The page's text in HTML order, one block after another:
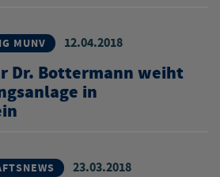
MUNV 12.04.2018
Dr. Bottermann weiht
in
23.03.2018